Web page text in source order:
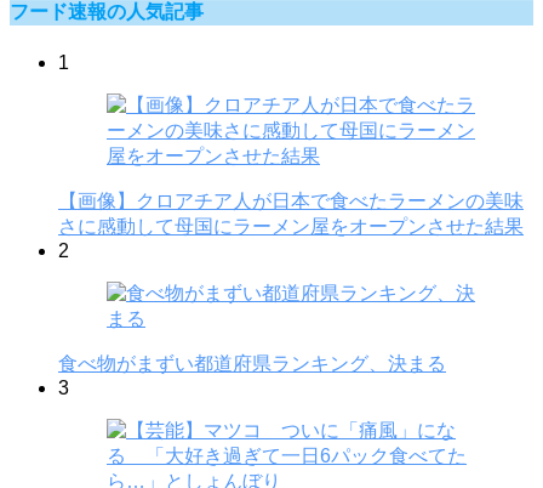
フード速報の人気記事
1
【画像】クロアチア人が日本で食べたラーメンの美味
さに感動して母国にラーメン屋をオープンさせた結果
2
食べ物がまずい都道府県ランキング、決まる
3